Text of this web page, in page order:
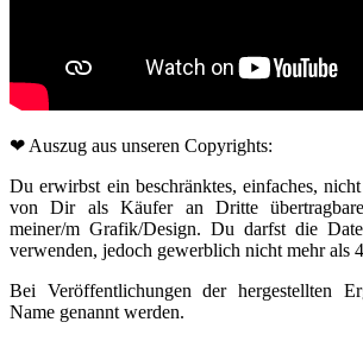
❤ Auszug aus unseren Copyrights:
Du erwirbst ein beschränktes, einfaches,
von Dir als Käufer an Dritte
meiner/m Grafik/Design. Du darfst die
verwenden, jedoch gewerblich nicht mehr als
Bei Veröffentlichungen der hergestellten
Name genannt werden.